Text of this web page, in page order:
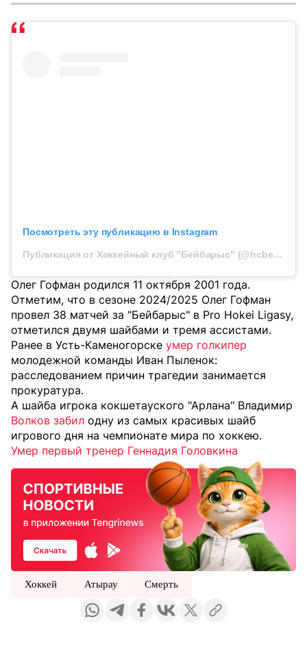
Посмотреть эту публикацию в Instagram
Публикация от Хоккейный клуб "Бейбарыс" (@hcbeibarysatyrau_official)
Олег Гофман родился 11 октября 2001 года.
Отметим, что в сезоне 2024/2025 Олег Гофман
провел 38 матчей за "Бейбарыс" в Pro Hokei Ligasy,
отметился двумя шайбами и тремя ассистами.
Ранее в Усть-Каменогорске умер голкипер
молодежной команды Иван Пыленок:
расследованием причин трагедии занимается
прокуратура.
А шайба игрока кокшетауского "Арлана" Владимир
Волков забил одну из самых красивых шайб
игрового дня на чемпионате мира по хоккею.
Умер первый тренер Геннадия Головкина
Хоккей Атырау Смерть